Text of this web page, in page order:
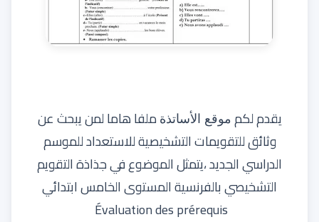
يقدم لكمموقع الأساتذة ملفا هاما لمن يبحث عن
وثائق للتقويمات التشخيصية للاستعداد للموسم
الدراسي الجديد ،يتمثل الموضوع في جذاذة التقويم
التشخيصي بالفرنسية المستوى الخامس ابتدائي
Évaluation des prérequis